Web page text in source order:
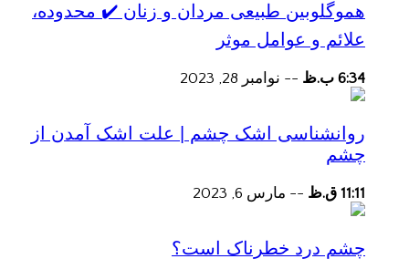
هموگلوبین طبیعی مردان و زنان ✔️ محدوده،
علائم و عوامل موثر
6:34 ب.ظ -- نوامبر 28, 2023
روانشناسی اشک چشم | علت اشک آمدن از
چشم
11:11 ق.ظ -- مارس 6, 2023
چشم درد خطرناک است؟